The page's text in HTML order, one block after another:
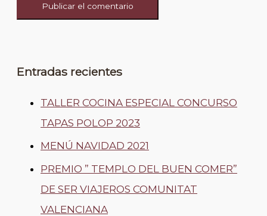
Entradas recientes
TALLER COCINA ESPECIAL CONCURSO
TAPAS POLOP 2023
MENÚ NAVIDAD 2021
PREMIO ” TEMPLO DEL BUEN COMER”
DE SER VIAJEROS COMUNITAT
VALENCIANA